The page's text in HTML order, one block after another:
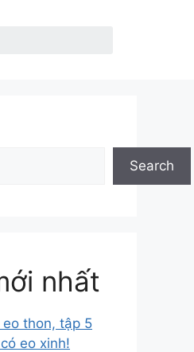
Search
nhất
thon, tập 5
eo xinh!